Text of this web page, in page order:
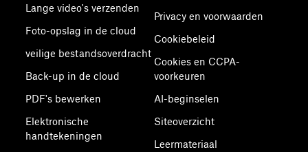
Lange video's verzenden
Foto-opslag in de cloud
veilige bestandsoverdracht
Back-up in de cloud
PDF's bewerken
Elektronische
handtekeningen
Privacy en voorwaarden
Cookiebeleid
Cookies en CCPA-
voorkeuren
AI-beginselen
Siteoverzicht
Leermateriaal